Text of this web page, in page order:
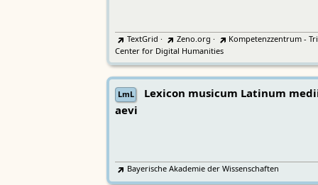
TextGrid · Zeno.org ·
Kompetenzzentrum -
Center for Digital Humanities
LmL
Lexicon musicum Latinum
aevi
Bayerische Akademie der Wissenschaften